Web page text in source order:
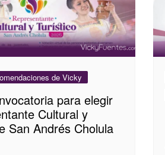
de Vicky
para elegir
Cultural y
San Andrés Cholula